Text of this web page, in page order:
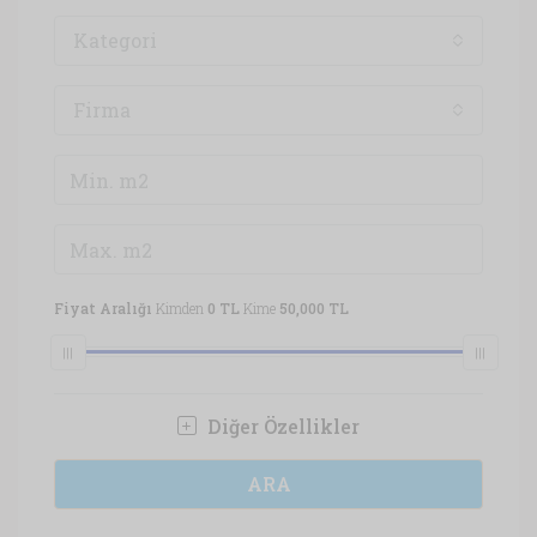
Fiyat Aralığı Kimden 0 TL Kime 50,000 TL
Diğer Özellikler
ARA